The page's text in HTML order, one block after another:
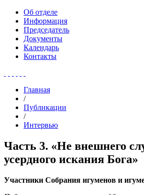
Об отделе
Информация
Председатель
Документы
Календарь
Контакты
Главная
/
Публикации
/
Интервью
Часть 3. «Не внешнего
усердного искания Бога»
Участники Собрания игуменов и